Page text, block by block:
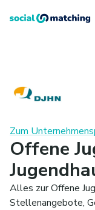
Zum
Offene
Alles zur Offene
Stellenangebote,